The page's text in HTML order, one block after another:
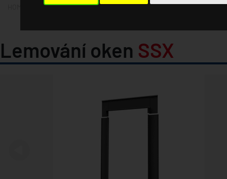
PRODUKTY KOMPLETNÍ PŘÍSLUŠENSTVÍ STŘECH
Lemování oken SSX